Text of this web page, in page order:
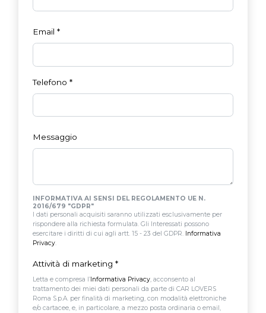
Email *
Telefono *
Messaggio
INFORMATIVA AI SENSI DEL REGOLAMENTO UE N.
2016/679 "GDPR"
I dati personali acquisiti saranno utilizzati esclusivamente per
rispondere alla richiesta formulata. Gli Interessati possono
esercitare i diritti di cui agli artt. 15 - 23 del GDPR. Informativa
Privacy.
Attività di marketing *
Letta e compresa l’ Informativa Privacy, acconsento al
trattamento dei miei dati personali da parte di CAR LOVERS
Roma S.p.A. per finalità di marketing, con modalità elettroniche
e/o cartacee, e, in particolare, a mezzo posta ordinaria o email,